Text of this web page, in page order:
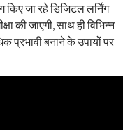
किए जा रहे डिजिटल लर्निंग
की जाएगी, साथ ही विभिन्न
प्रभावी बनाने के उपायों पर